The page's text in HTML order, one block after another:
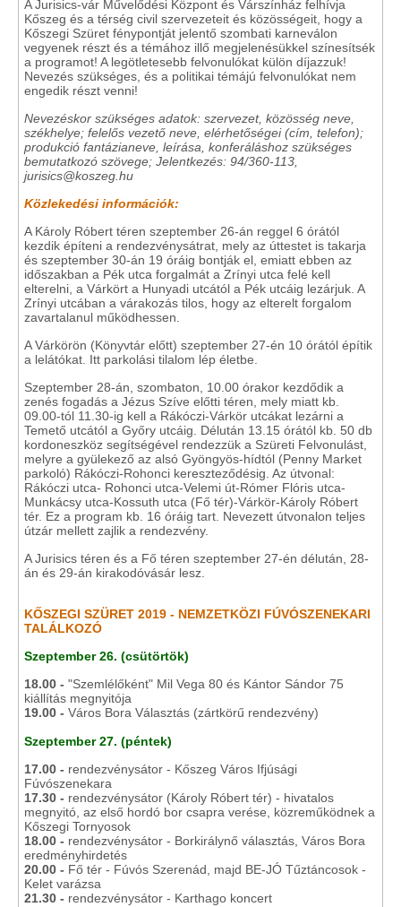
A Jurisics-vár Művelődési Központ és Várszínház felhívja
Kőszeg és a térség civil szervezeteit és közösségeit, hogy a
Kőszegi Szüret fénypontját jelentő szombati karneválon
vegyenek részt és a témához illő megjelenésükkel színesítsék
a programot! A legötletesebb felvonulókat külön díjazzuk!
Nevezés szükséges, és a politikai témájú felvonulókat nem
engedik részt venni!
Nevezéskor szükséges adatok: szervezet, közösség neve,
székhelye; felelős vezető neve, elérhetőségei (cím, telefon);
produkció fantázianeve, leírása, konferáláshoz szükséges
bemutatkozó szövege; Jelentkezés: 94/360-113,
jurisics@koszeg.hu
Közlekedési információk:
A Károly Róbert téren szeptember 26-án reggel 6 órától
kezdik építeni a rendezvénysátrat, mely az úttestet is takarja
és szeptember 30-án 19 óráig bontják el, emiatt ebben az
időszakban a Pék utca forgalmát a Zrínyi utca felé kell
elterelni, a Várkört a Hunyadi utcától a Pék utcáig lezárjuk. A
Zrínyi utcában a várakozás tilos, hogy az elterelt forgalom
zavartalanul működhessen.
A Várkörön (Könyvtár előtt) szeptember 27-én 10 órától építik
a lelátókat. Itt parkolási tilalom lép életbe.
Szeptember 28-án, szombaton, 10.00 órakor kezdődik a
zenés fogadás a Jézus Szíve előtti téren, mely miatt kb.
09.00-tól 11.30-ig kell a Rákóczi-Várkör utcákat lezárni a
Temető utcától a Győry utcáig. Délután 13.15 órától kb. 50 db
kordoneszköz segítségével rendezzük a Szüreti Felvonulást,
melyre a gyülekező az alsó Gyöngyös-hídtól (Penny Market
parkoló) Rákóczi-Rohonci kereszteződésig. Az útvonal:
Rákóczi utca- Rohonci utca-Velemi út-Rómer Flóris utca-
Munkácsy utca-Kossuth utca (Fő tér)-Várkör-Károly Róbert
tér. Ez a program kb. 16 óráig tart. Nevezett útvonalon teljes
útzár mellett zajlik a rendezvény.
A Jurisics téren és a Fő téren szeptember 27-én délután, 28-
án és 29-án kirakodóvásár lesz.
KŐSZEGI SZÜRET 2019 - NEMZETKÖZI FÚVÓSZENEKARI
TALÁLKOZÓ
Szeptember 26. (csütörtök)
18.00 - "Szemlélőként" Mil Vega 80 és Kántor Sándor 75
kiállítás megnyitója
19.00 - Város Bora Választás (zártkörű rendezvény)
Szeptember 27. (péntek)
17.00 - rendezvénysátor - Kőszeg Város Ifjúsági
Fúvószenekara
17.30 - rendezvénysátor (Károly Róbert tér) - hivatalos
megnyitó, az első hordó bor csapra verése, közreműködnek a
Kőszegi Tornyosok
18.00 - rendezvénysátor - Borkirálynő választás, Város Bora
eredményhirdetés
20.00 - Fő tér - Fúvós Szerenád, majd BE-JÓ Tűztáncosok -
Kelet varázsa
21.30 - rendezvénysátor - Karthago koncert